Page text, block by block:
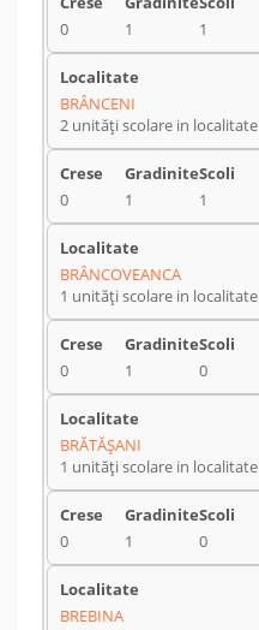
0 1 1
BRÂNCENI
2 unități scolare in localitate
0 1 1
BRÂNCOVEANCA
1 unități scolare in localitate
0 1 0
BRĂTĂŞANI
1 unități scolare in localitate
0 1 0
BREBINA